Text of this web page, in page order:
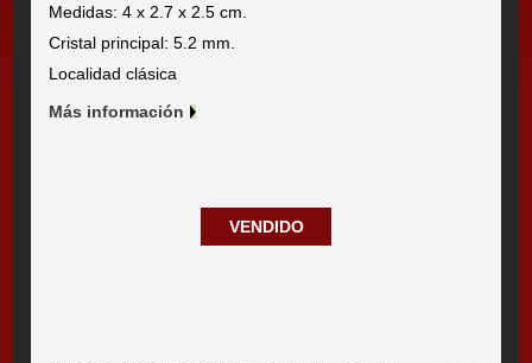
Medidas: 4 x 2.7 x 2.5 cm.
Cristal principal: 5.2 mm.
Localidad clásica
Más información
VENDIDO